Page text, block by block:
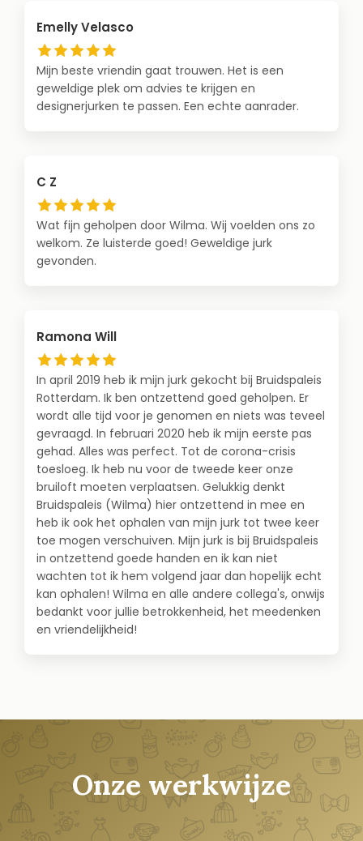
Emelly Velasco
Mijn beste vriendin gaat trouwen. Het is een
geweldige plek om advies te krijgen en
designerjurken te passen. Een echte aanrader.
C Z
Wat fijn geholpen door Wilma. Wij voelden ons zo
welkom. Ze luisterde goed! Geweldige jurk
gevonden.
Ramona Will
In april 2019 heb ik mijn jurk gekocht bij Bruidspaleis
Rotterdam. Ik ben ontzettend goed geholpen. Er
wordt alle tijd voor je genomen en niets was teveel
gevraagd. In februari 2020 heb ik mijn eerste pas
gehad. Alles was perfect. Tot de corona-crisis
toesloeg. Ik heb nu voor de tweede keer onze
bruiloft moeten verplaatsen. Gelukkig denkt
Bruidspaleis (Wilma) hier ontzettend in mee en
heb ik ook het ophalen van mijn jurk tot twee keer
toe mogen verschuiven. Mijn jurk is bij Bruidspaleis
in ontzettend goede handen en ik kan niet
wachten tot ik hem volgend jaar dan hopelijk echt
kan ophalen! Wilma en alle andere collega's, onwijs
bedankt voor jullie betrokkenheid, het meedenken
en vriendelijkheid!
Onze werkwijze